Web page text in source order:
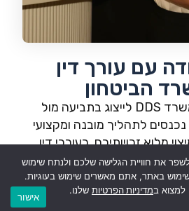
עם עורך דין
הביטחון
כאשר אתם פונים למשרד DDS לייצוג בתביעה מול
לתהליך מובנה ומקצועי
מלוא זכויותיכם. כעורכי דין
משרד הביטחון, אנו מלווים
טלפון
את חוויית הגלישה שלכם ולנתח שימוש
באתר, אתם מאשרים שימוש בעוגיות.
למצוא במדיניות הפרטיות שלנו.
אישור